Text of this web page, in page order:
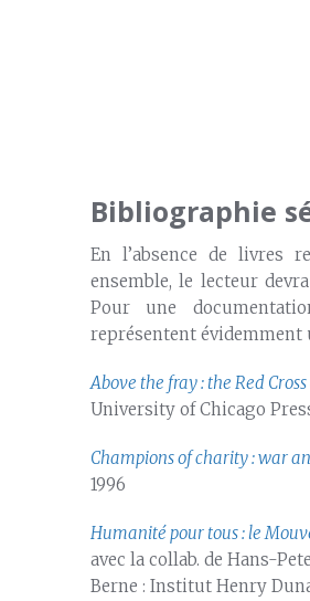
Bibliographie
En l’absence de livres
ensemble, le lecteur
Pour une
représentent évidemment
Above the fray : the Red
University of Chicago
Champions of charity : war
1996
Humanité pour tous : le
avec la collab. de Hans-
Berne : Institut Henry